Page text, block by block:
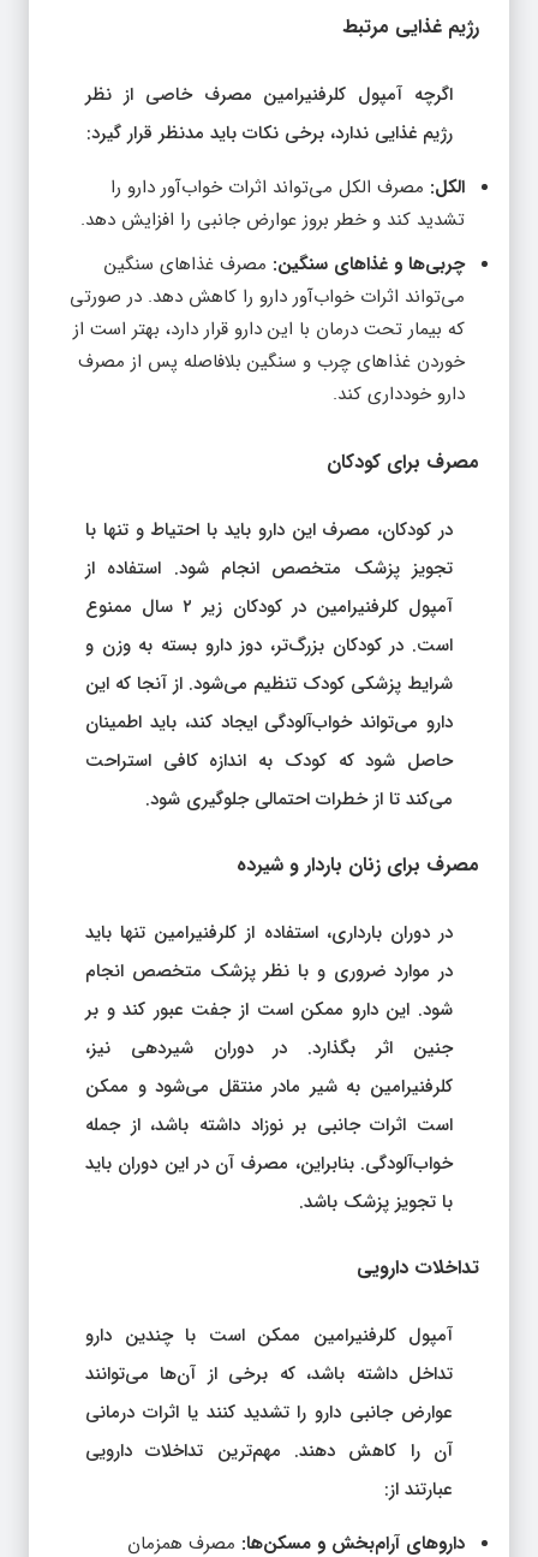
رژیم غذایی ندارد، برخی نکات باید مدنظر قرار گیرد:
تشدید کند و خطر بروز عوارض جانبی را افزایش دهد.
چربی‌ها و غذاهای سنگین:مصرف غذاهای سنگین
می‌تواند اثرات خواب‌آور دارو را کاهش دهد. در صورتی
که بیمار تحت درمان با این دارو قرار دارد، بهتر است از
خوردن غذاهای چرب و سنگین بلافاصله پس از مصرف
دارو خودداری کند.
تجویز پزشک متخصص انجام شود. استفاده از
آمپول کلرفنیرامین در کودکان زیر ۲ سال ممنوع
است. در کودکان بزرگ‌تر، دوز دارو بسته به وزن و
شرایط پزشکی کودک تنظیم می‌شود. از آنجا که این
دارو می‌تواند خواب‌آلودگی ایجاد کند، باید اطمینان
حاصل شود که کودک به اندازه کافی استراحت
می‌کند تا از خطرات احتمالی جلوگیری شود.
در موارد ضروری و با نظر پزشک متخصص انجام
شود. این دارو ممکن است از جفت عبور کند و بر
جنین اثر بگذارد. در دوران شیردهی نیز،
کلرفنیرامین به شیر مادر منتقل می‌شود و ممکن
است اثرات جانبی بر نوزاد داشته باشد، از جمله
خواب‌آلودگی. بنابراین، مصرف آن در این دوران باید
با تجویز پزشک باشد.
تداخل داشته باشد، که برخی از آن‌ها می‌توانند
عوارض جانبی دارو را تشدید کنند یا اثرات درمانی
آن را کاهش دهند. مهم‌ترین تداخلات دارویی
عبارتند از:
کلرفنیرامین با داروهای آرام‌بخش می‌تواند خواب‌آلودگی